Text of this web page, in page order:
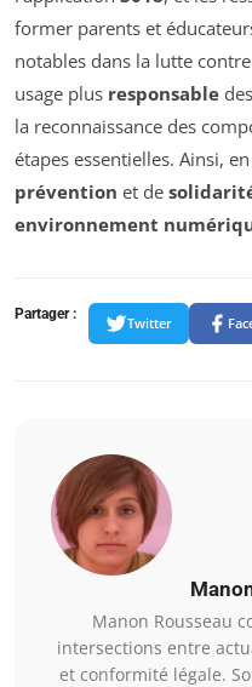
former parents et
notables dans la lutte
usage plus responsable des
la reconnaissance des
étapes essentielles. Ainsi,
prévention et de
environnement
Partager :
Twitter
Manon Rousseau
intersections entre
et conformité légale.